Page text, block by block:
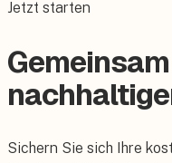
Jetzt starten
Sichern Sie sich Ihre